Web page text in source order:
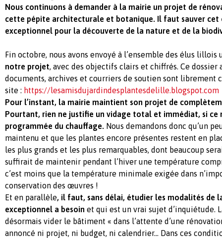
Nous continuons à demander à la mairie un projet de
cette pépite architecturale et botanique. Il faut sauver cet
exceptionnel pour la découverte de la nature et de la
Fin octobre, nous avons envoyé à l’ensemble des élus lillois
notre projet, avec des objectifs clairs et chiffrés. Ce dossier
documents, archives et courriers de soutien sont librement
site : https://lesamisdujardindesplantesdelille.blogspot.com
Pour l’instant, la mairie maintient son projet de
Pourtant, rien ne justifie un vidage total et immédiat, si ce
programmée du chauffage. Nous demandons donc qu’un
maintenu et que les plantes encore présentes restent en
les plus grands et les plus remarquables, dont beaucoup
suffirait de maintenir pendant l’hiver une température
c’est moins que la température minimale exigée dans
conservation des œuvres !
Et en parallèle, il faut, sans délai, étudier les modalités de
exceptionnel a besoin et qui est un vrai sujet d’inquiétude.
désormais vider le bâtiment « dans l’attente d’une
annoncé ni projet, ni budget, ni calendrier… Dans ces